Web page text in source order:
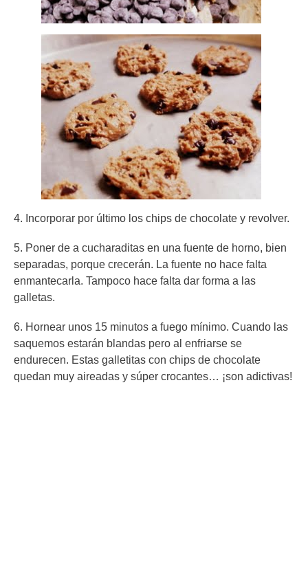
4. Incorporar por último los chips de chocolate y revolver.
5. Poner de a cucharaditas en una fuente de horno, bien
separadas, porque crecerán. La fuente no hace falta
enmantecarla. Tampoco hace falta dar forma a las
galletas.
6. Hornear unos 15 minutos a fuego mínimo. Cuando las
saquemos estarán blandas pero al enfriarse se
endurecen. Estas galletitas con chips de chocolate
quedan muy aireadas y súper crocantes… ¡son adictivas!